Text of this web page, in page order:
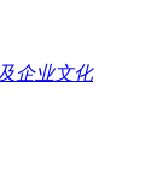
企业文化